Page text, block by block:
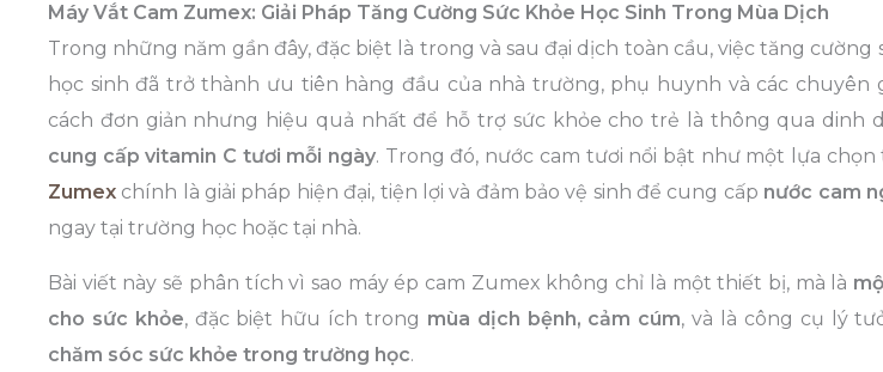
Máy Vắt Cam Zumex: Giải Pháp Tăng Cường Sức Khỏe Học Sinh Trong Mùa Dịch
Trong những năm gần đây, đặc biệt là trong và sau đại dịch toàn cầu, việc tăng cường
học sinh đã trở thành ưu tiên hàng đầu của nhà trường, phụ huynh và các chuyên
cách đơn giản nhưng hiệu quả nhất để hỗ trợ sức khỏe cho trẻ là thông qua dinh
cung cấp vitamin C tươi mỗi ngày. Trong đó, nước cam tươi nổi bật như một lựa chọn
Zumex chính là giải pháp hiện đại, tiện lợi và đảm bảo vệ sinh để cung cấp nước cam
ngay tại trường học hoặc tại nhà.
Bài viết này sẽ phân tích vì sao máy ép cam Zumex không chỉ là một thiết bị, mà là
cho sức khỏe, đặc biệt hữu ích trong mùa dịch bệnh, cảm cúm, và là công cụ lý
chăm sóc sức khỏe trong trường học.